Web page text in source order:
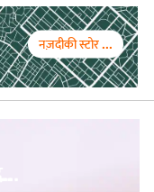
नज़दीकी स्टोर ...